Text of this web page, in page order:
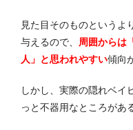
見た目そのものというよ
与えるので、 周囲からは
人」と思われやすい傾向
しかし、実際の隠れベイ
っと不器用なところがあ